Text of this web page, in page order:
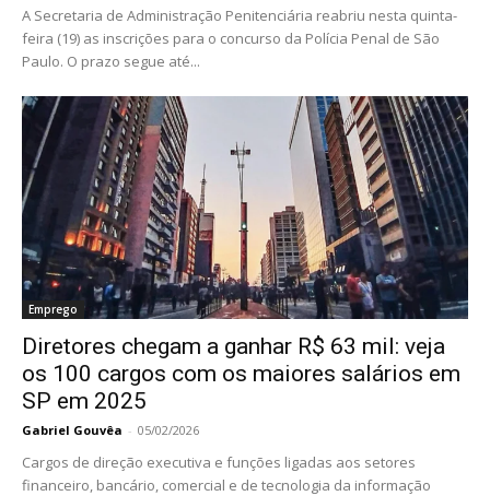
A Secretaria de Administração Penitenciária reabriu nesta quinta-
feira (19) as inscrições para o concurso da Polícia Penal de São
Paulo. O prazo segue até...
Emprego
Diretores chegam a ganhar R$ 63 mil: veja
os 100 cargos com os maiores salários em
SP em 2025
Gabriel Gouvêa - 05/02/2026
Cargos de direção executiva e funções ligadas aos setores
financeiro, bancário, comercial e de tecnologia da informação